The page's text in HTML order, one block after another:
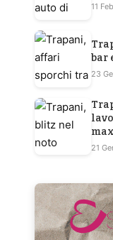
11
bar
23
21